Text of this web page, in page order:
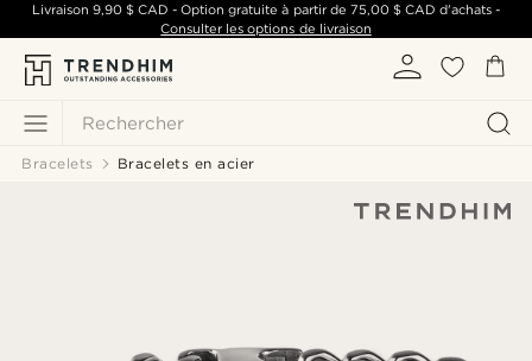
Rechercher
Livraison 9,90 $ CAD - Option gratuite à partir de 75,00 $ CAD d'achats -
Consulter les options de livraison
Bracelets Bracelets en acier